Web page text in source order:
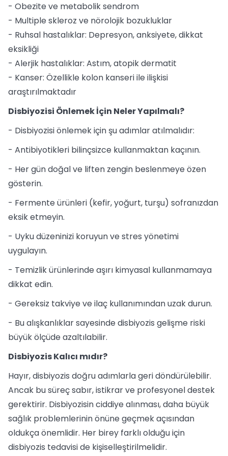
- Obezite ve metabolik sendrom
- Multiple skleroz ve nörolojik bozukluklar
- Ruhsal hastalıklar: Depresyon, anksiyete, dikkat
eksikliği
- Alerjik hastalıklar: Astım, atopik dermatit
- Kanser: Özellikle kolon kanseri ile ilişkisi
araştırılmaktadır
Disbiyozisi Önlemek İçin Neler Yapılmalı?
- Disbiyozisi önlemek için şu adımlar atılmalıdır:
- Antibiyotikleri bilinçsizce kullanmaktan kaçının.
- Her gün doğal ve liften zengin beslenmeye özen
gösterin.
- Fermente ürünleri (kefir, yoğurt, turşu) sofranızdan
eksik etmeyin.
- Uyku düzeninizi koruyun ve stres yönetimi
uygulayın.
- Temizlik ürünlerinde aşırı kimyasal kullanmamaya
dikkat edin.
- Gereksiz takviye ve ilaç kullanımından uzak durun.
- Bu alışkanlıklar sayesinde disbiyozis gelişme riski
büyük ölçüde azaltılabilir.
Disbiyozis Kalıcı mıdır?
Hayır, disbiyozis doğru adımlarla geri döndürülebilir.
Ancak bu süreç sabır, istikrar ve profesyonel destek
gerektirir. Disbiyozisin ciddiye alınması, daha büyük
sağlık problemlerinin önüne geçmek açısından
oldukça önemlidir. Her birey farklı olduğu için
disbiyozis tedavisi de kişiselleştirilmelidir.